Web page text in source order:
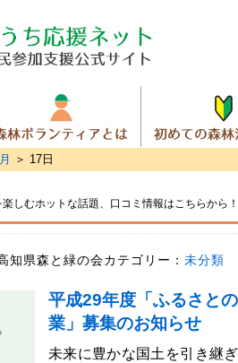
＞ 17日
楽しむホットな話題、 口コミ情報はこちらから！
県森と緑の会カテゴリー： 未分類
平成29年度「ふるさと
業」募集のお知らせ
未来に豊かな国土を引き継